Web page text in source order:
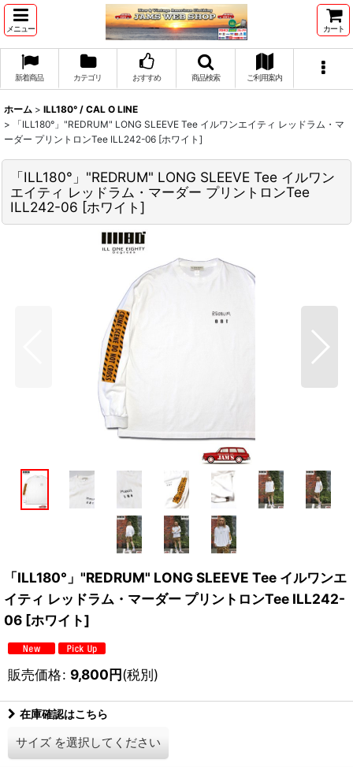
メニュー カート
新着商品 カテゴリ おすすめ 商品検索 ご利用案内
ホーム > ILL180° / CAL O LINE
>
「ILL180°」"REDRUM" LONG SLEEVE Tee イルワンエイティ レッドラム・マ
ーダー プリントロンTee ILL242-06 [ホワイト]
「ILL180°」"REDRUM" LONG SLEEVE Tee イルワン
エイティ レッドラム・マーダー プリントロンTee
ILL242-06 [ホワイト]
「ILL180°」"REDRUM" LONG SLEEVE Tee イルワンエ
イティ レッドラム・マーダー プリントロンTee ILL242-
06 [ホワイト]
販売価格: 9,800円(税別)
在庫確認はこちら
サイズ を選択してください